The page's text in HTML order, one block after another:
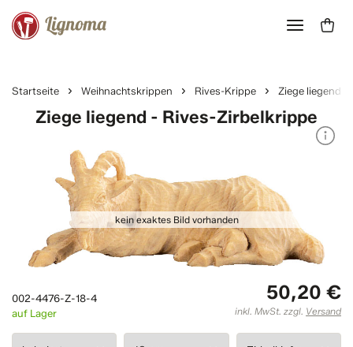
Startseite Weihnachtskrippen Rives-Krippe Ziege liegend
Ziege liegend - Rives-Zirbelkrippe
50,20 €
inkl. MwSt. zzgl. Versand
002-4476-Z-18-4
auf Lager